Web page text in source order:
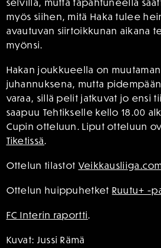
myös siihen, mitä Haka tulee
avautuvan siirtoikkunan aikana
myönsi.
Hakan joukkueella on
juhannuksena, mutta
varaa, sillä pelit jatkuvat jo ensi
saapuu Tehtikselle kello 18.00
Cupin otteluun. Liput otteluun
Tiketissä.
Ottelun tilastot
Ottelun huippuhetket Ruutu+ -
FC Interin raportti.
Kuvat: Jussi Rämä